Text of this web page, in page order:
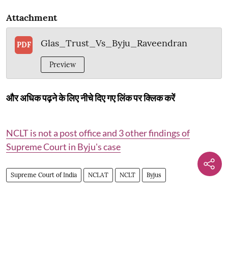
Attachment
PDF Glas_Trust_Vs_Byju_Raveendran
Preview
और अधिक पढ़ने के लिए नीचे दिए गए लिंक पर क्लिक करें
NCLT is not a post office and 3 other findings of
Supreme Court in Byju's case
Supreme Court of India NCLAT NCLT Byjus